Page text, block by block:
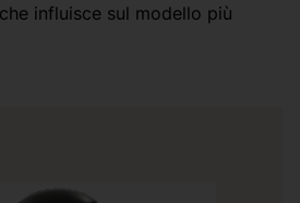
influisce sul modello più